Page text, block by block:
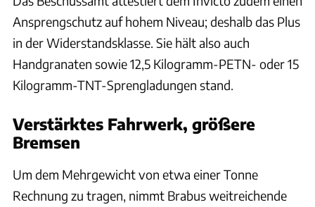
Ansprengschutz auf hohem Niveau; deshalb das Plus
in der Widerstandsklasse. Sie hält also auch
Handgranaten sowie 12,5 Kilogramm-PETN- oder 15
Kilogramm-TNT-Sprengladungen stand.
Verstärktes Fahrwerk, größere
Bremsen
Um dem Mehrgewicht von etwa einer Tonne
Rechnung zu tragen, nimmt Brabus weitreichende